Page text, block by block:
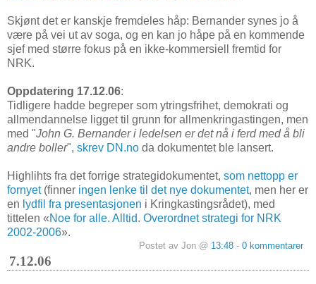
Skjønt det er kanskje fremdeles håp: Bernander synes jo å
være på vei ut av soga, og en kan jo håpe på en kommende
sjef med større fokus på en ikke-kommersiell fremtid for
NRK.
Oppdatering 17.12.06:
Tidligere hadde begreper som ytringsfrihet, demokrati og
allmendannelse ligget til grunn for allmenkringastingen, men
med "John G. Bernander i ledelsen er det nå i ferd med å bli
andre boller", skrev DN.no da dokumentet ble lansert.
Highlihts fra det forrige strategidokumentet, som nettopp er
fornyet(finner ingen lenke til det nye dokumentet, men her er
en lydfil fra presentasjonen i Kringkastingsrådet), med
tittelen «Noe for alle. Alltid. Overordnet strategi for NRK
2002-2006».
Postet av Jon @ 13:48 - 0 kommentarer
7.12.06